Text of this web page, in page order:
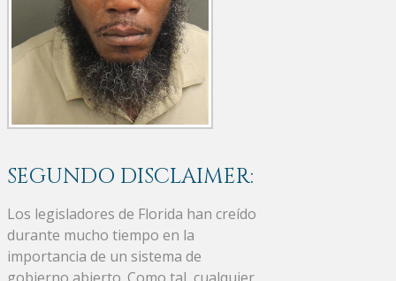
SEGUNDO DISCLAIMER:
Los legisladores de Florida han creído
durante mucho tiempo en la
importancia de un sistema de
gobierno abierto. Como tal, cualquier